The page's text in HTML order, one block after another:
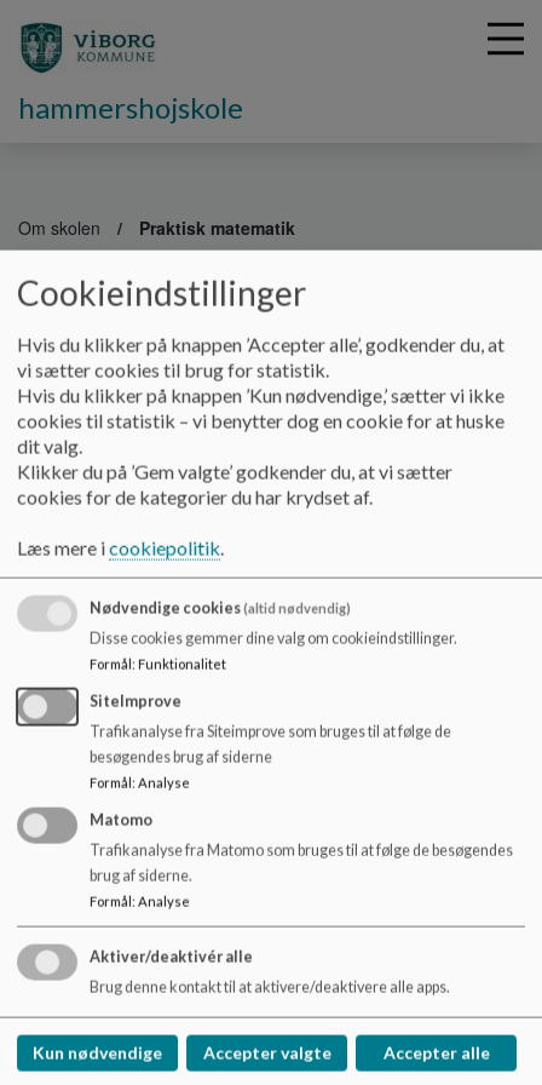
t
l
hammershojskole
Om skolen Praktisk matematik
Praktisk matematik
Praktisk matematik
Praktisk matematik er et tilbud, som Hammershøj Skole
tilbyder visse elever, i kortere eller længere tid, i stedet for
svært ved at forstå og huske matematik, og for hvem det
også kan være en udfordring, at modtage traditionel
klasseundervisning, kan indstilles til forløbet. Den daglige
undervisning indeholder som regel både teoretisk træning af
matematik og forskellige praktiske opgaver.
Dokumenter
Beskrivelse Praktisk Matematik 2023-2024.pdf
Hammershøj skole
Vorningvej 33, Hammershøj, 8830 Tjele
+45 87 87 21 75
EAN NR. 5798004537206
Cookieindstillinger
Hvis du klikker på knappen ’Accepter alle’, godkender du, at
vi sætter cookies til brug for statistik.
Hvis du klikker på knappen ’Kun nødvendige,’ sætter vi ikke
cookies til statistik – vi benytter dog en cookie for at huske
dit valg.
Klikker du på ’Gem valgte’ godkender du, at vi sætter
cookies for de kategorier du har krydset af.
Læs mere icookiepolitik.
Nødvendige cookies(altid nødvendig)
Disse cookies gemmer dine valg om cookieindstillinger.
Formål: Funktionalitet
SiteImprove
Trafikanalyse fra Siteimprove som bruges til at følge de
besøgendes brug af siderne
Formål: Analyse
Matomo
Trafikanalyse fra Matomo som bruges til at følge de besøgendes
brug af siderne.
Formål: Analyse
Aktiver/deaktivér alle
Brug denne kontakt til at aktivere/deaktivere alle apps.
Kun nødvendige Accepter valgte Accepter alle